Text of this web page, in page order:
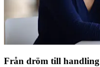
Från dröm till